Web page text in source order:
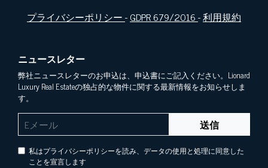
プライバシーポリシー-GDPR 679/2016-利用規約
ニュースレター
弊社ニュースレターのお申込は、申込書にご記入ください。Lionard
Luxury Real Estateの独占的な物件に関する最新情報をお知らせしま
す。
送信
私はプライバシーポリシーを読み、データの使用と処理に同意した
ことを宣言します